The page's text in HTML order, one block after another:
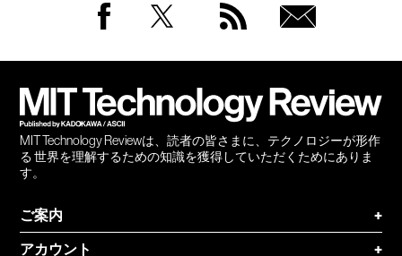
MIT Technology Reviewは、読者の皆さまに、テクノロジーが形作
る 世界を理解するための知識を獲得していただくためにありま
す。
ご案内
+
アカウント
+